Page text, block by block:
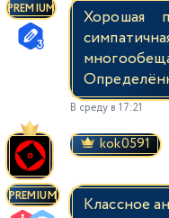
PREMIUM
Хорошая
В среду в 17:21
PREMIUM
kok0591
Классное